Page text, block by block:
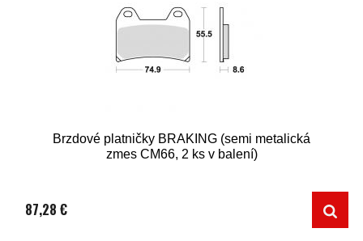
Brzdové platničky BRAKING (semi metalická
zmes CM66, 2 ks v balení)
87,28 €